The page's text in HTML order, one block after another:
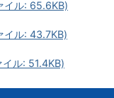
イル: 65.6KB)
イル: 43.7KB)
ル: 51.4KB)